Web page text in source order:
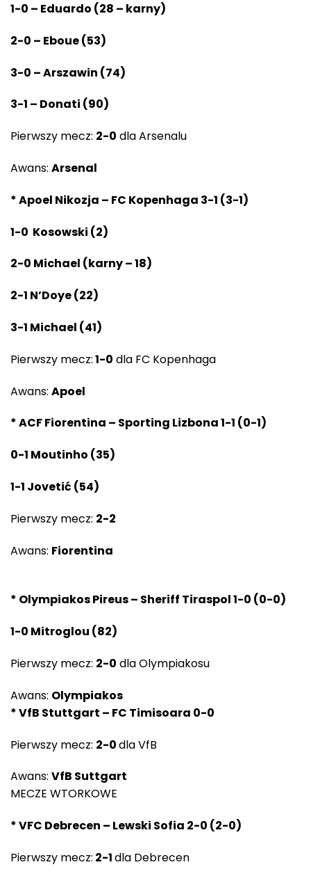
1-0 – Eduardo (28 – karny)
2-0 – Eboue (53)
3-0 – Arszawin (74)
3-1 – Donati (90)
Pierwszy mecz: 2-0 dla Arsenalu
Awans: Arsenal
* Apoel Nikozja – FC Kopenhaga 3-1 (3-1)
1-0 Kosowski (2)
2-0 Michael (karny – 18)
2-1 N’Doye (22)
3-1 Michael (41)
Pierwszy mecz:1-0 dla FC Kopenhaga
Awans: Apoel
* ACF Fiorentina – Sporting Lizbona 1-1 (0-1)
0-1 Moutinho (35)
1-1 Jovetić (54)
Pierwszy mecz: 2-2
Awans: Fiorentina
* Olympiakos Pireus – Sheriff Tiraspol 1-0 (0-0)
1-0 Mitroglou (82)
Pierwszy mecz: 2-0 dla Olympiakosu
Awans: Olympiakos
* VfB Stuttgart – FC Timisoara 0-0
Pierwszy mecz: 2-0dla VfB
Awans: VfB Suttgart
MECZE WTORKOWE
* VFC Debrecen – Lewski Sofia 2-0 (2-0)
Pierwszy mecz: 2-1dla Debrecen